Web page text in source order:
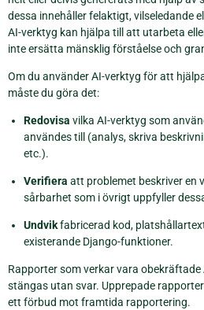
dessa innehåller felaktigt, vilseledande
AI-verktyg kan hjälpa till att utarbeta
inte ersätta mänsklig förståelse och
Om du använder AI-verktyg för att
måste du göra det:
Redovisa vilka AI-verktyg som
användes till (analys, skriva
etc.).
Verifiera att problemet beskriver en
sårbarhet som i övrigt uppfyller
Undvikfabricerad kod,
existerande Django-funktioner.
Rapporter som verkar vara
stängas utan svar. Upprepade
ett förbud mot framtida rapportering.